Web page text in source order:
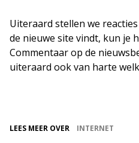
Uiteraard stellen we
de nieuwe site vindt, kun je
Commentaar op de
uiteraard ook van harte
LEES MEER OVER INTERNET